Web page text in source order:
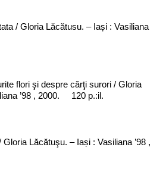
/ Gloria Lăcătusu. – Iași : Vasiliana
flori şi despre cărţi surori / Gloria
’98 , 2000. 120 p.:il.
Lăcătuşu. – Iași : Vasiliana ’98 ,